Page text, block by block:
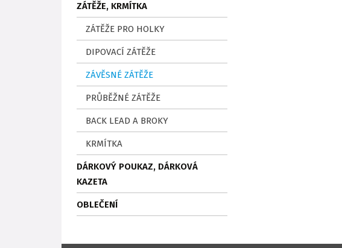
ZÁTĚŽE, KRMÍTKA
ZÁTĚŽE PRO HOLKY
DIPOVACÍ ZÁTĚŽE
ZÁVĚSNÉ ZÁTĚŽE
PRŮBĚŽNÉ ZÁTĚŽE
BACK LEAD A BROKY
KRMÍTKA
DÁRKOVÝ POUKAZ, DÁRKOVÁ
KAZETA
OBLEČENÍ